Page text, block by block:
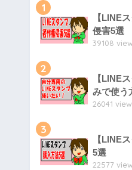
1
【LINE
侵害5選
39108
2
【LINE
みで使う
26041
3
【LINE
5選
22577